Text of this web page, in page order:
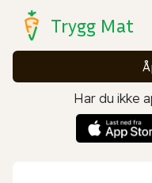
Trygg Mat
Har du ikke